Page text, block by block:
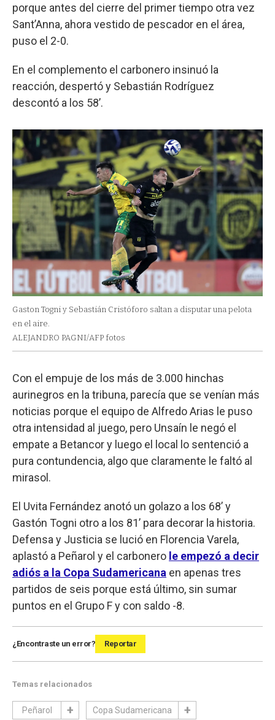
porque antes del cierre del primer tiempo otra vez
Sant’Anna, ahora vestido de pescador en el área,
puso el 2-0.
En el complemento el carbonero insinuó la
reacción, despertó y Sebastián Rodríguez
descontó a los 58’.
Gaston Togni y Sebastián Cristóforo saltan a disputar una pelota
en el aire.
ALEJANDRO PAGNI/AFP fotos
Con el empuje de los más de 3.000 hinchas
aurinegros en la tribuna, parecía que se venían más
noticias porque el equipo de Alfredo Arias le puso
otra intensidad al juego, pero Unsaín le negó el
empate a Betancor y luego el local lo sentenció a
pura contundencia, algo que claramente le faltó al
mirasol.
El Uvita Fernández anotó un golazo a los 68’ y
Gastón Togni otro a los 81’ para decorar la historia.
Defensa y Justicia se lució en Florencia Varela,
aplastó a Peñarol y el carbonero le empezó a decir
adiós a la Copa Sudamericana en apenas tres
partidos de seis porque está último, sin sumar
puntos en el Grupo F y con saldo -8.
¿Encontraste un error? Reportar
Temas relacionados
Peñarol Copa Sudamericana